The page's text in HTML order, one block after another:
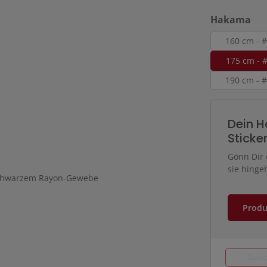
Hakama
160 cm -
175 cm -
190 cm -
Dein
Gönn Dir
sie